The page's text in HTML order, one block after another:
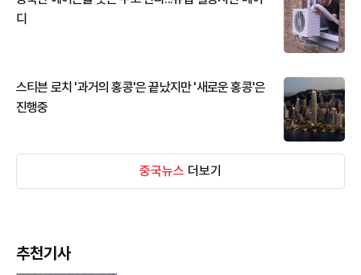
디
스티븐 로치 '과거의 홍콩'은 끝났지만 '새로운 홍콩'은
진행중
중국뉴스 더보기
추천기사